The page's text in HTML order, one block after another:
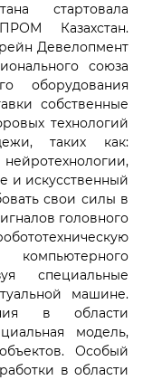
стартовала
Казахстан.
Девелопмент
союза
оборудования
собственные
технологий
таких как:
и искусственный
свои силы в
головного
специальные
машине.
в области
модель,
Особый
в области